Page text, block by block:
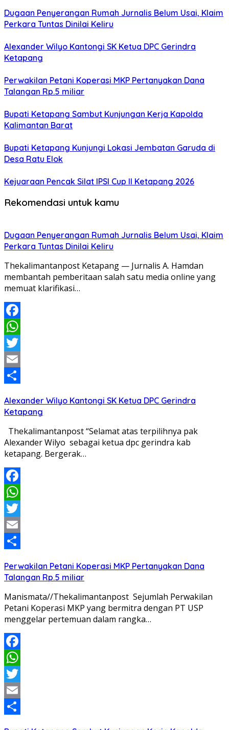
Dugaan Penyerangan Rumah Jurnalis Belum Usai, Klaim
Perkara Tuntas Dinilai Keliru
Alexander Wilyo Kantongi SK Ketua DPC Gerindra
Ketapang
Perwakilan Petani Koperasi MKP Pertanyakan Dana
Talangan Rp.5 miliar
Bupati Ketapang Sambut Kunjungan Kerja Kapolda
Kalimantan Barat
Bupati Ketapang Kunjungi Lokasi Jembatan Garuda di
Desa Ratu Elok
Kejuaraan Pencak Silat IPSI Cup II Ketapang 2026
Rekomendasi untuk kamu
Dugaan Penyerangan Rumah Jurnalis Belum Usai, Klaim
Perkara Tuntas Dinilai Keliru
Thekalimantanpost Ketapang — Jurnalis A. Hamdan
membantah pemberitaan salah satu media online yang
memuat klarifikasi…
Facebook
WhatsApp
Twitter
Email
Alexander Wilyo Kantongi SK Ketua DPC Gerindra
Ketapang
Thekalimantanpost “Selamat atas terpilihnya pak
Alexander Wilyo sebagai ketua dpc gerindra kab
ketapang. Bergerak…
Facebook
WhatsApp
Twitter
Email
Perwakilan Petani Koperasi MKP Pertanyakan Dana
Talangan Rp.5 miliar
Manismata//Thekalimantanpost Sejumlah Perwakilan
Petani Koperasi MKP yang bermitra dengan PT USP
menggelar pertemuan dalam rangka…
Facebook
WhatsApp
Twitter
Email